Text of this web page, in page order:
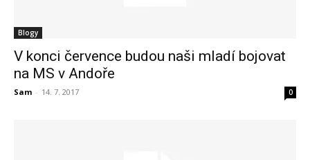
Blogy
V konci července budou naši mladí bojovat
na MS v Andoře
Sam - 14. 7. 2017 0